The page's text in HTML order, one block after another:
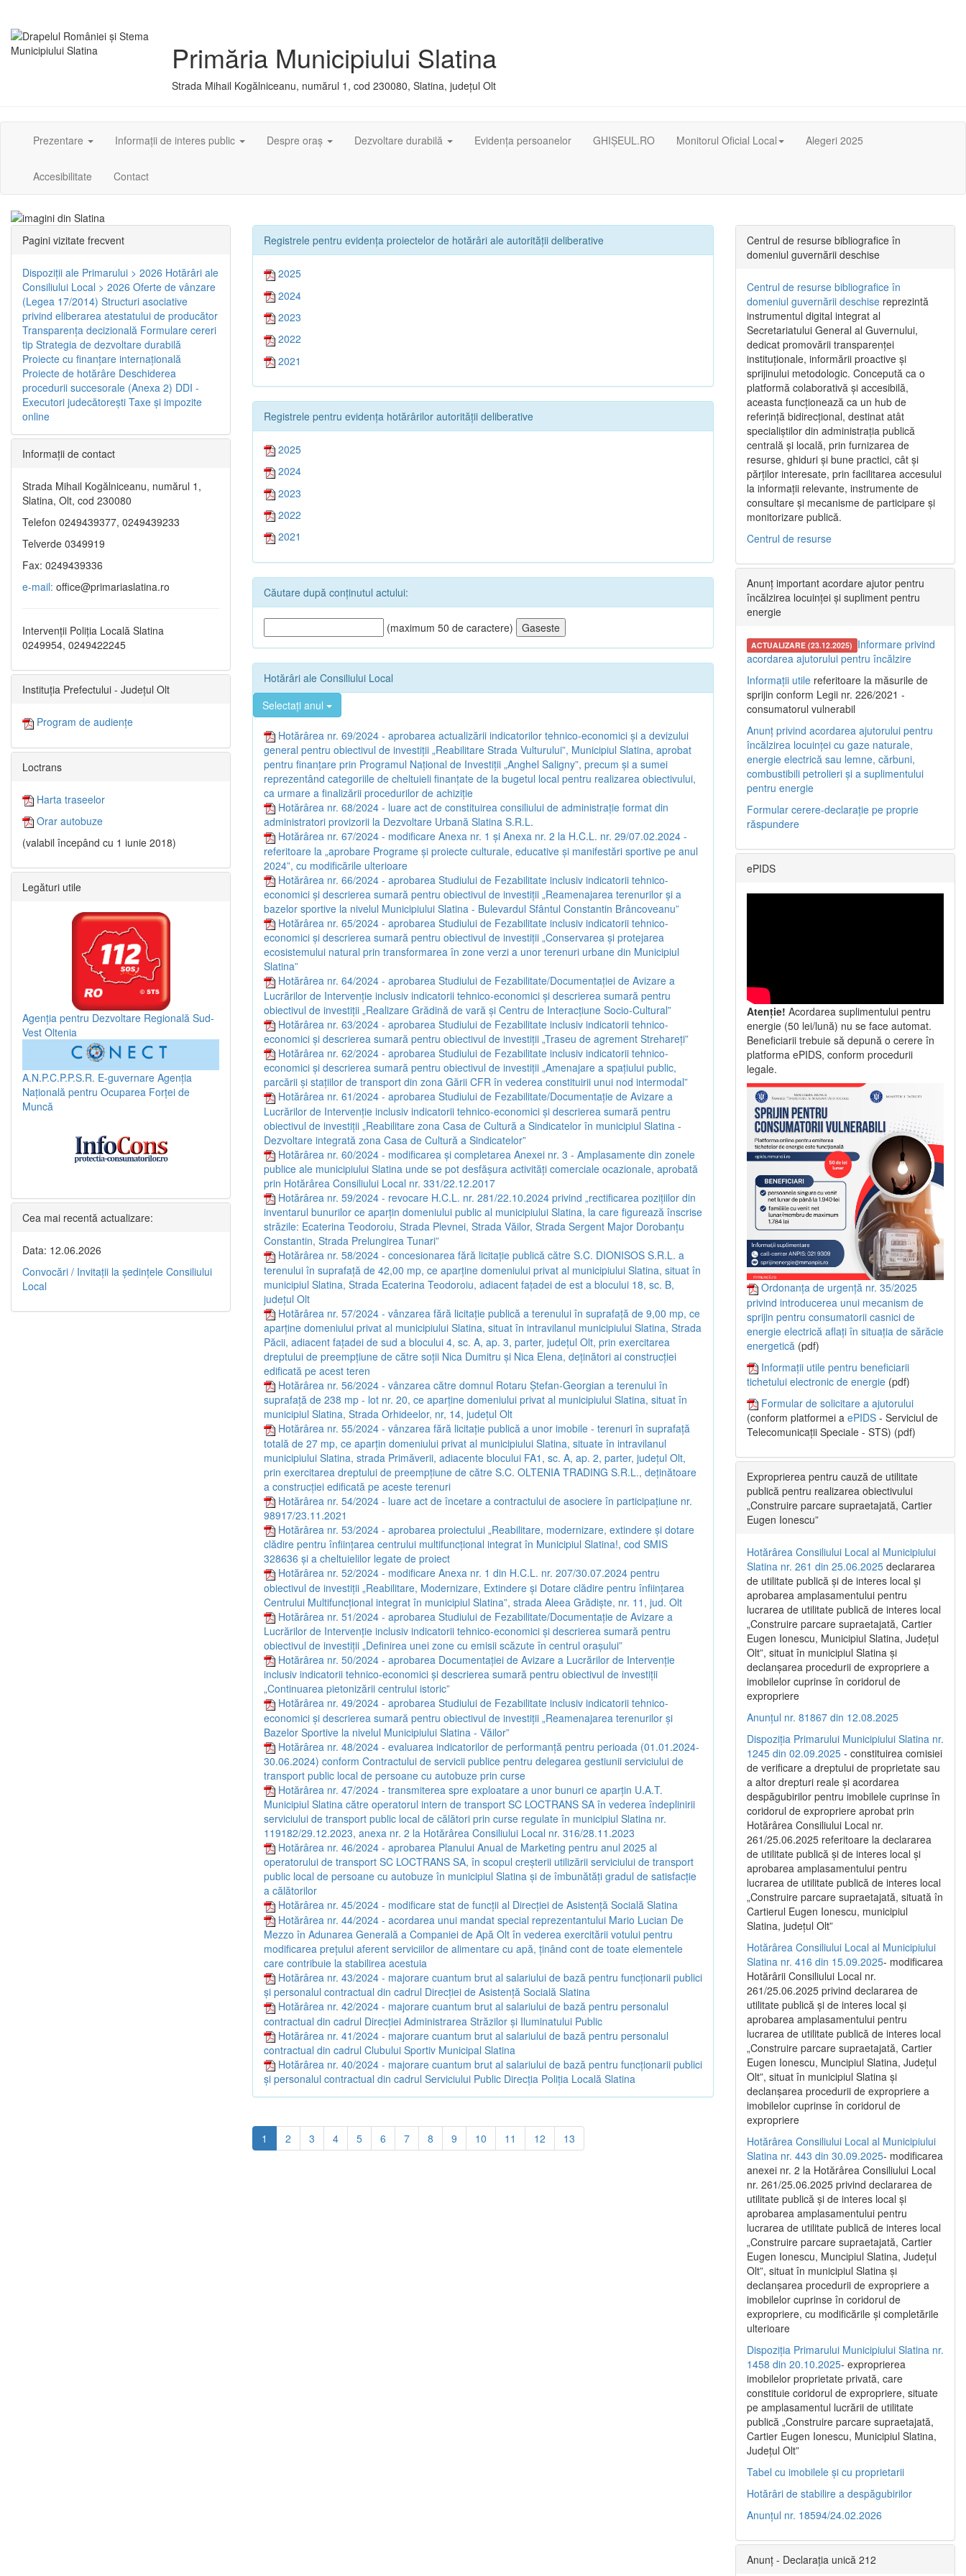
Primăria Municipiului Slatina
Strada Mihail Kogălniceanu, numărul 1, cod 230080, Slatina, județul Olt
Prezentare Informații de interes public Despre oraș Dezvoltare durabilă Evidența persoanelor GHIȘEUL.RO Monitorul Oficial Local Alegeri 2025
Accesibilitate Contact
Registrele pentru evidența proiectelor de hotărâri ale autorității deliberative
2025
2024
2023
2022
2021
Registrele pentru evidența hotărârilor autorității deliberative
2025
2024
2023
2022
2021
Căutare după conținutul actului:
(maximum 50 de caractere)
Hotărâri ale Consiliului Local
Selectați anul
Hotărârea nr. 69/2024 - aprobarea actualizării indicatorilor tehnico-economici și a devizului
general pentru obiectivul de investiții „Reabilitare Strada Vulturului”, Municipiul Slatina, aprobat
pentru finanțare prin Programul Național de Investiții „Anghel Saligny”, precum și a sumei
reprezentând categoriile de cheltuieli finanțate de la bugetul local pentru realizarea obiectivului,
ca urmare a finalizării procedurilor de achiziție
Hotărârea nr. 68/2024 - luare act de constituirea consiliului de administrație format din
administratori provizorii la Dezvoltare Urbană Slatina S.R.L.
Hotărârea nr. 67/2024 - modificare Anexa nr. 1 și Anexa nr. 2 la H.C.L. nr. 29/07.02.2024 -
referitoare la „aprobare Programe și proiecte culturale, educative și manifestări sportive pe anul
2024”, cu modificările ulterioare
Hotărârea nr. 66/2024 - aprobarea Studiului de Fezabilitate inclusiv indicatorii tehnico-
economici și descrierea sumară pentru obiectivul de investiții „Reamenajarea terenurilor și a
bazelor sportive la nivelul Municipiului Slatina - Bulevardul Sfântul Constantin Brâncoveanu”
Hotărârea nr. 65/2024 - aprobarea Studiului de Fezabilitate inclusiv indicatorii tehnico-
economici și descrierea sumară pentru obiectivul de investiții „Conservarea și protejarea
ecosistemului natural prin transformarea în zone verzi a unor terenuri urbane din Municipiul
Slatina”
Hotărârea nr. 64/2024 - aprobarea Studiului de Fezabilitate/Documentației de Avizare a
Lucrărilor de Intervenție inclusiv indicatorii tehnico-economici și descrierea sumară pentru
obiectivul de investiții „Realizare Grădină de vară și Centru de Interacțiune Socio-Cultural”
Hotărârea nr. 63/2024 - aprobarea Studiului de Fezabilitate inclusiv indicatorii tehnico-
economici și descrierea sumară pentru obiectivul de investiții „Traseu de agrement Strehareți”
Hotărârea nr. 62/2024 - aprobarea Studiului de Fezabilitate inclusiv indicatorii tehnico-
economici și descrierea sumară pentru obiectivul de investiții „Amenajare a spațiului public,
parcării și stațiilor de transport din zona Gării CFR în vederea constituirii unui nod intermodal”
Hotărârea nr. 61/2024 - aprobarea Studiului de Fezabilitate/Documentație de Avizare a
Lucrărilor de Intervenție inclusiv indicatorii tehnico-economici și descrierea sumară pentru
obiectivul de investiții „Reabilitare zona Casa de Cultură a Sindicatelor în municipiul Slatina -
Dezvoltare integrată zona Casa de Cultură a Sindicatelor”
Hotărârea nr. 60/2024 - modificarea și completarea Anexei nr. 3 - Amplasamente din zonele
publice ale municipiului Slatina unde se pot desfășura activități comerciale ocazionale, aprobată
prin Hotărârea Consiliului Local nr. 331/22.12.2017
Hotărârea nr. 59/2024 - revocare H.C.L. nr. 281/22.10.2024 privind „rectificarea pozițiilor din
inventarul bunurilor ce aparțin domeniului public al municipiului Slatina, la care figurează înscrise
străzile: Ecaterina Teodoroiu, Strada Plevnei, Strada Văilor, Strada Sergent Major Dorobanțu
Constantin, Strada Prelungirea Tunari”
Hotărârea nr. 58/2024 - concesionarea fără licitație publică către S.C. DIONISOS S.R.L. a
terenului în suprafață de 42,00 mp, ce aparține domeniului privat al municipiului Slatina, situat în
municipiul Slatina, Strada Ecaterina Teodoroiu, adiacent fațadei de est a blocului 18, sc. B,
județul Olt
Hotărârea nr. 57/2024 - vânzarea fără licitație publică a terenului în suprafață de 9,00 mp, ce
aparține domeniului privat al municipiului Slatina, situat în intravilanul municipiului Slatina, Strada
Păcii, adiacent fațadei de sud a blocului 4, sc. A, ap. 3, parter, județul Olt, prin exercitarea
dreptului de preempțiune de către soții Nica Dumitru și Nica Elena, deținători ai construcției
edificată pe acest teren
Hotărârea nr. 56/2024 - vânzarea către domnul Rotaru Ștefan-Georgian a terenului în
suprafață de 238 mp - lot nr. 20, ce aparține domeniului privat al municipiului Slatina, situat în
municipiul Slatina, Strada Orhideelor, nr, 14, județul Olt
Hotărârea nr. 55/2024 - vânzarea fără licitație publică a unor imobile - terenuri în suprafață
totală de 27 mp, ce aparțin domeniului privat al municipiului Slatina, situate în intravilanul
municipiului Slatina, strada Primăverii, adiacente blocului FA1, sc. A, ap. 2, parter, județul Olt,
prin exercitarea dreptului de preempțiune de către S.C. OLTENIA TRADING S.R.L., deținătoare
a construcției edificată pe aceste terenuri
Hotărârea nr. 54/2024 - luare act de încetare a contractului de asociere în participațiune nr.
98917/23.11.2021
Hotărârea nr. 53/2024 - aprobarea proiectului „Reabilitare, modernizare, extindere și dotare
clădire pentru înființarea centrului multifuncțional integrat în Municipiul Slatina!, cod SMIS
328636 și a cheltuielilor legate de proiect
Hotărârea nr. 52/2024 - modificare Anexa nr. 1 din H.C.L. nr. 207/30.07.2024 pentru
obiectivul de investiții „Reabilitare, Modernizare, Extindere și Dotare clădire pentru înființarea
Centrului Multifuncțional integrat în municipiul Slatina”, strada Aleea Grădiște, nr. 11, jud. Olt
Hotărârea nr. 51/2024 - aprobarea Studiului de Fezabilitate/Documentație de Avizare a
Lucrărilor de Intervenție inclusiv indicatorii tehnico-economici și descrierea sumară pentru
obiectivul de investiții „Definirea unei zone cu emisii scăzute în centrul orașului”
Hotărârea nr. 50/2024 - aprobarea Documentației de Avizare a Lucrărilor de Intervenție
inclusiv indicatorii tehnico-economici și descrierea sumară pentru obiectivul de investiții
„Continuarea pietonizării centrului istoric”
Hotărârea nr. 49/2024 - aprobarea Studiului de Fezabilitate inclusiv indicatorii tehnico-
economici și descrierea sumară pentru obiectivul de investiții „Reamenajarea terenurilor și
Bazelor Sportive la nivelul Municipiului Slatina - Văilor”
Hotărârea nr. 48/2024 - evaluarea indicatorilor de performanță pentru perioada (01.01.2024-
30.06.2024) conform Contractului de servicii publice pentru delegarea gestiunii serviciului de
transport public local de persoane cu autobuze prin curse
Hotărârea nr. 47/2024 - transmiterea spre exploatare a unor bunuri ce aparțin U.A.T.
Municipiul Slatina către operatorul intern de transport SC LOCTRANS SA în vederea îndeplinirii
serviciului de transport public local de călători prin curse regulate în municipiul Slatina nr.
119182/29.12.2023, anexa nr. 2 la Hotărârea Consiliului Local nr. 316/28.11.2023
Hotărârea nr. 46/2024 - aprobarea Planului Anual de Marketing pentru anul 2025 al
operatorului de transport SC LOCTRANS SA, în scopul creșterii utilizării serviciului de transport
public local de persoane cu autobuze în municipiul Slatina și de îmbunătăți gradul de satisfacție
a călătorilor
Hotărârea nr. 45/2024 - modificare stat de funcții al Direcției de Asistență Socială Slatina
Hotărârea nr. 44/2024 - acordarea unui mandat special reprezentantului Mario Lucian De
Mezzo în Adunarea Generală a Companiei de Apă Olt în vederea exercitării votului pentru
modificarea prețului aferent serviciilor de alimentare cu apă, ținând cont de toate elementele
care contribuie la stabilirea acestuia
Hotărârea nr. 43/2024 - majorare cuantum brut al salariului de bază pentru funcționarii publici
și personalul contractual din cadrul Direcției de Asistență Socială Slatina
Hotărârea nr. 42/2024 - majorare cuantum brut al salariului de bază pentru personalul
contractual din cadrul Direcției Administrarea Străzilor și Iluminatului Public
Hotărârea nr. 41/2024 - majorare cuantum brut al salariului de bază pentru personalul
contractual din cadrul Clubului Sportiv Municipal Slatina
Hotărârea nr. 40/2024 - majorare cuantum brut al salariului de bază pentru funcționarii publici
și personalul contractual din cadrul Serviciului Public Direcția Poliția Locală Slatina
1 2 3 4 5 6 7 8 9 10 11 12 13
Pagini vizitate frecvent
Dispoziţii ale Primarului > 2026 Hotărâri ale
Consiliului Local > 2026 Oferte de vânzare
(Legea 17/2014) Structuri asociative
privind eliberarea atestatului de producător
Transparenţa decizională Formulare cereri
tip Strategia de dezvoltare durabilă
Proiecte cu finanţare internaţională
Proiecte de hotărâre Deschiderea
procedurii succesorale (Anexa 2) DDI -
Executori judecătorești Taxe şi impozite
online
Informaţii de contact
Strada Mihail Kogălniceanu, numărul 1,
Slatina, Olt, cod 230080
Telefon 0249439377, 0249439233
Telverde 0349919
Fax: 0249439336
e-mail: office@primariaslatina.ro
Intervenții Poliția Locală Slatina
0249954, 0249422245
Instituția Prefectului - Județul Olt
Program de audiențe
Loctrans
Harta traseelor
Orar autobuze
(valabil începând cu 1 iunie 2018)
Legături utile
Agenția pentru Dezvoltare Regională Sud-
Vest Oltenia
A.N.P.C.P.P.S.R. E-guvernare Agenția
Națională pentru Ocuparea Forței de
Muncă
Cea mai recentă actualizare:
Data: 12.06.2026
Convocări / Invitaţii la şedinţele Consiliului
Local
Centrul de resurse bibliografice în
domeniul guvernării deschise
Centrul de resurse bibliografice în
domeniul guvernării deschise reprezintă
instrumentul digital integrat al
Secretariatului General al Guvernului,
dedicat promovării transparenței
instituționale, informării proactive și
sprijinului metodologic. Concepută ca o
platformă colaborativă și accesibilă,
aceasta funcționează ca un hub de
referință bidirecțional, destinat atât
specialiștilor din administrația publică
centrală și locală, prin furnizarea de
resurse, ghiduri și bune practici, cât și
părților interesate, prin facilitarea accesului
la informații relevante, instrumente de
consultare și mecanisme de participare și
monitorizare publică.
Centrul de resurse
Anunț important acordare ajutor pentru
încălzirea locuinței și supliment pentru
energie
ACTUALIZARE (23.12.2025) Informare privind
acordarea ajutorului pentru încălzire
Informații utile referitoare la măsurile de
sprijin conform Legii nr. 226/2021 -
consumatorul vulnerabil
Anunț privind acordarea ajutorului pentru
încălzirea locuinței cu gaze naturale,
energie electrică sau lemne, cărbuni,
combustibili petrolieri și a suplimentului
pentru energie
Formular cerere-declarație pe proprie
răspundere
ePIDS
Atenție! Acordarea suplimentului pentru
energie (50 lei/lună) nu se face automat.
Beneficiarii trebuie să depună o cerere în
platforma ePIDS, conform procedurii
legale.
Ordonanța de urgență nr. 35/2025
privind introducerea unui mecanism de
sprijin pentru consumatorii casnici de
energie electrică aflați în situația de sărăcie
energetică (pdf)
Informații utile pentru beneficiarii
tichetului electronic de energie (pdf)
Formular de solicitare a ajutorului
(conform platformei a ePIDS - Serviciul de
Telecomunicații Speciale - STS) (pdf)
Exproprierea pentru cauză de utilitate
publică pentru realizarea obiectivului
„Construire parcare supraetajată, Cartier
Eugen Ionescu”
Hotărârea Consiliului Local al Municipiului
Slatina nr. 261 din 25.06.2025 declararea
de utilitate publică și de interes local și
aprobarea amplasamentului pentru
lucrarea de utilitate publică de interes local
„Construire parcare supraetajată, Cartier
Eugen Ionescu, Municipiul Slatina, Județul
Olt”, situat în municipiul Slatina și
declanșarea procedurii de expropriere a
imobilelor cuprinse în coridorul de
expropriere
Anunțul nr. 81867 din 12.08.2025
Dispoziția Primarului Municipiului Slatina nr.
1245 din 02.09.2025 - constituirea comisiei
de verificare a dreptului de proprietate sau
a altor drepturi reale și acordarea
despăgubirilor pentru imobilele cuprinse în
coridorul de expropriere aprobat prin
Hotărârea Consiliului Local nr.
261/25.06.2025 referitoare la declararea
de utilitate publică și de interes local și
aprobarea amplasamentului pentru
lucrarea de utilitate publică de interes local
„Construire parcare supraetajată, situată în
Cartierul Eugen Ionescu, municipiul
Slatina, județul Olt”
Hotărârea Consiliului Local al Municipiului
Slatina nr. 416 din 15.09.2025- modificarea
Hotărârii Consiliului Local nr.
261/25.06.2025 privind declararea de
utilitate publică și de interes local și
aprobarea amplasamentului pentru
lucrarea de utilitate publică de interes local
„Construire parcare supraetajată, Cartier
Eugen Ionescu, Muncipiul Slatina, Județul
Olt”, situat în municipiul Slatina și
declanșarea procedurii de expropriere a
imobilelor cuprinse în coridorul de
expropriere
Hotărârea Consiliului Local al Municipiului
Slatina nr. 443 din 30.09.2025- modificarea
anexei nr. 2 la Hotărârea Consiliului Local
nr. 261/25.06.2025 privind declararea de
utilitate publică şi de interes local şi
aprobarea amplasamentului pentru
lucrarea de utilitate publică de interes local
„Construire parcare supraetajată, Cartier
Eugen Ionescu, Muncipiul Slatina, Judeţul
Olt”, situat în municipiul Slatina şi
declanşarea procedurii de expropriere a
imobilelor cuprinse în coridorul de
expropriere, cu modificările şi completările
ulterioare
Dispoziția Primarului Municipiului Slatina nr.
1458 din 20.10.2025- exproprierea
imobilelor proprietate privată, care
constituie coridorul de expropriere, situate
pe amplasamentul lucrării de utilitate
publică „Construire parcare supraetajată,
Cartier Eugen Ionescu, Municipiul Slatina,
Județul Olt”
Tabel cu imobilele și cu proprietarii
Hotărâri de stabilire a despăgubirilor
Anunțul nr. 18594/24.02.2026
Anunț - Declarația unică 212